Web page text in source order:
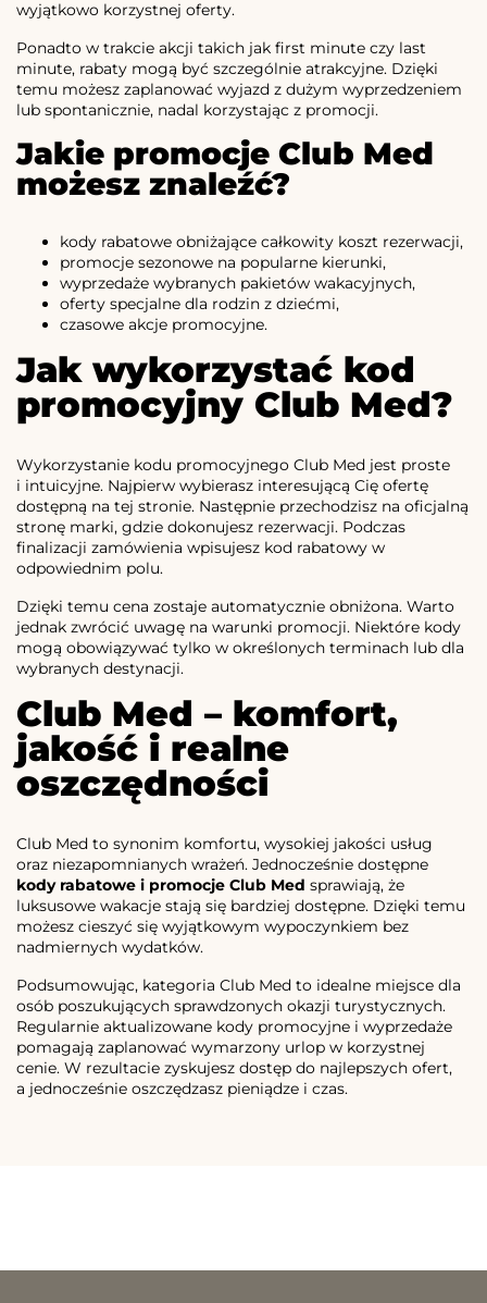
wyjątkowo korzystnej oferty.
Ponadto w trakcie akcji takich jak first minute czy last
minute, rabaty mogą być szczególnie atrakcyjne. Dzięki
temu możesz zaplanować wyjazd z dużym wyprzedzeniem
lub spontanicznie, nadal korzystając z promocji.
Jakie promocje Club Med
możesz znaleźć?
kody rabatowe obniżające całkowity koszt rezerwacji,
promocje sezonowe na popularne kierunki,
wyprzedaże wybranych pakietów wakacyjnych,
oferty specjalne dla rodzin z dziećmi,
czasowe akcje promocyjne.
Jak wykorzystać kod
promocyjny Club Med?
Wykorzystanie kodu promocyjnego Club Med jest proste
i intuicyjne. Najpierw wybierasz interesującą Cię ofertę
dostępną na tej stronie. Następnie przechodzisz na oficjalną
stronę marki, gdzie dokonujesz rezerwacji. Podczas
finalizacji zamówienia wpisujesz kod rabatowy w
odpowiednim polu.
Dzięki temu cena zostaje automatycznie obniżona. Warto
jednak zwrócić uwagę na warunki promocji. Niektóre kody
mogą obowiązywać tylko w określonych terminach lub dla
wybranych destynacji.
Club Med – komfort,
jakość i realne
oszczędności
Club Med to synonim komfortu, wysokiej jakości usług
oraz niezapomnianych wrażeń. Jednocześnie dostępne
kody rabatowe i promocje Club Med sprawiają, że
luksusowe wakacje stają się bardziej dostępne. Dzięki temu
możesz cieszyć się wyjątkowym wypoczynkiem bez
nadmiernych wydatków.
Podsumowując, kategoria Club Med to idealne miejsce dla
osób poszukujących sprawdzonych okazji turystycznych.
Regularnie aktualizowane kody promocyjne i wyprzedaże
pomagają zaplanować wymarzony urlop w korzystnej
cenie. W rezultacie zyskujesz dostęp do najlepszych ofert,
a jednocześnie oszczędzasz pieniądze i czas.